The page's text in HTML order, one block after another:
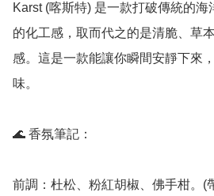
Karst (喀斯特) 是一款打破傳統的
的化工感，取而代之的是清脆、草
感。這是一款能讓你瞬間安靜下來
味。
🌊 香氛筆記：
前調：杜松、粉紅胡椒、佛手柑。(